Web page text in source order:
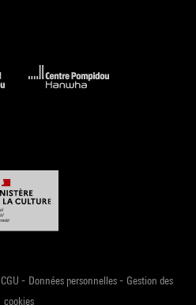
CGU - Données personnelles- Gestion des
cookies